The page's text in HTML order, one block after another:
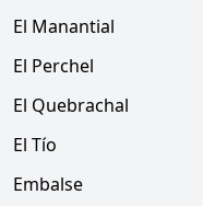
El Manantial
El Perchel
El Quebrachal
El Tío
Embalse